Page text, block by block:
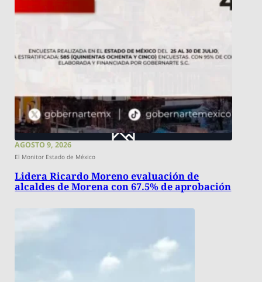
AGOSTO 9, 2026
El Monitor Estado de México
Lidera Ricardo Moreno evaluación de
alcaldes de Morena con 67.5% de aprobación